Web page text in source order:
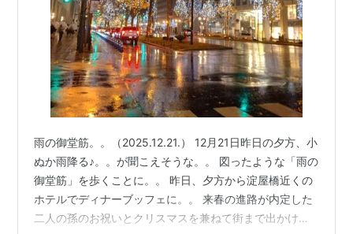
雨の御堂筋。。（2025.12.21.） 12月21日昨日の夕方、小
ぬか雨降る♪。。が聞こえそうな。。 図ったような「雨の
御堂筋」を歩くことに。。 昨日、夕方から淀屋橋近くの
ホテルでディナーブッフェに。。 来春の進路が内定した
二人の孫のお祝いとクリスマスを兼ねて街まで出かける